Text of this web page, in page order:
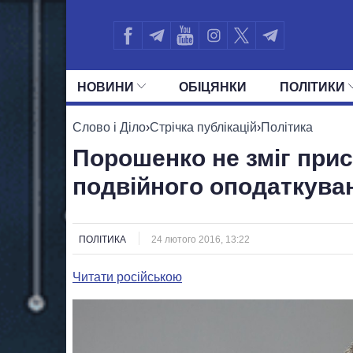
НОВИНИ ОБIЦЯНКИ ПОЛIТИКИ
УСІ ПОЛІТИКИ ПРЕЗИДЕНТ І ОФІС
Слово і Діло›Стрічка публікацій›Політика
Порошенко не зміг
подвійного
ПОЛІТИКА 24 лютого 2016, 13:22
Читати російською